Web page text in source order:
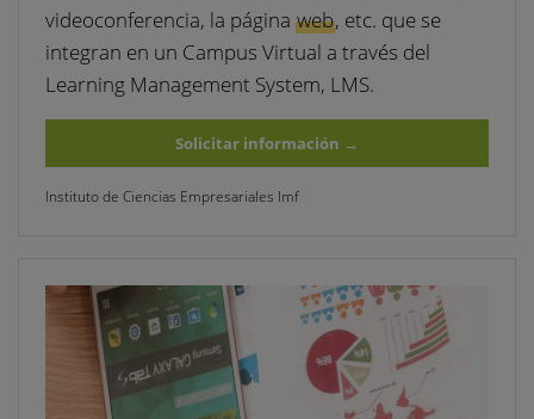
videoconferencia, la página web, etc. que se
integran en un Campus Virtual a través del
Learning Management System, LMS.
Solicitar información →
Instituto de Ciencias Empresariales Imf